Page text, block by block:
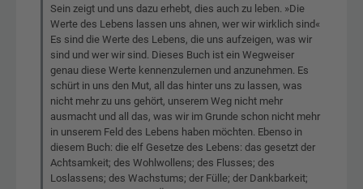
Sein zeigt und uns dazu erhebt, dies auch zu leben. »Die
Werte des Lebens lassen uns ahnen, wer wir wirklich sind«
Es sind die Werte des Lebens, die uns aufzeigen, was wir
sind und wer wir sind. Dieses Buch ist ein Wegweiser
genau diese Werte kennenzulernen und anzunehmen. Es
schürt in uns den Mut, all das hinter uns zu lassen, was
nicht mehr zu uns gehört, unserem Weg nicht mehr
ausmacht und all das, was wir im Grunde schon nicht mehr
in unserem Feld des Lebens haben möchten. Ebenso in
diesem Buch: die elf Gesetze des Lebens: das gesetzt der
Achtsamkeit; des Wohlwollens; des Flusses; des
Loslassens; des Wachstums; der Fülle; der Dankbarkeit;